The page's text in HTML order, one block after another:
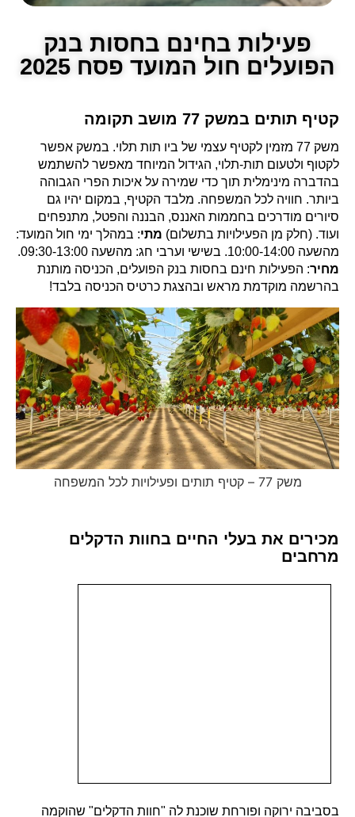
פעילות בחינם בחסות בנק
הפועלים חול המועד פסח 2025
קטיף תותים במשק 77 מושב תקומה
משק 77
מזמין לקטיף עצמי של ביו תות תלוי. במשק אפשר
לקטוף ולטעום תות-תלוי, הגידול המיוחד מאפשר להשתמש
בהדברה מינימלית תוך כדי שמירה על איכות הפרי הגבוהה
ביותר. חוויה לכל המשפחה. מלבד הקטיף, במקום יהיו גם
סיורים מודרכים בחממות האננס, הבננה והפטל, מתנפחים
ועוד. (חלק מן הפעילויות בתשלום) מתי: במהלך ימי חול המועד:
מהשעה 10:00-14:00. בשישי וערבי חג: מהשעה 09:30-13:00.
מחיר: הפעילות חינם בחסות בנק הפועלים, הכניסה מותנת
בהרשמה מוקדמת מראש ובהצגת כרטיס הכניסה בלבד!
משק 77 – קטיף תותים ופעילויות לכל המשפחה
מכירים את בעלי החיים בחוות הדקלים
מרחבים
בסביבה ירוקה ופורחת שוכנת לה "חוות הדקלים" שהוקמה